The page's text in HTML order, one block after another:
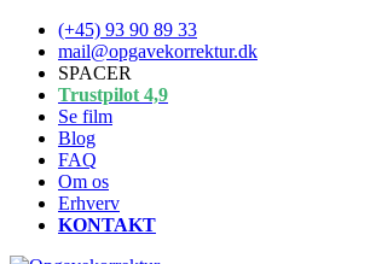
Spring
indhold
(+45) 93 90 89 33
mail@opgavekorrektur.dk
SPACER
Trustpilot 4,9
Se film
Blog
FAQ
Om os
Erhverv
KONTAKT